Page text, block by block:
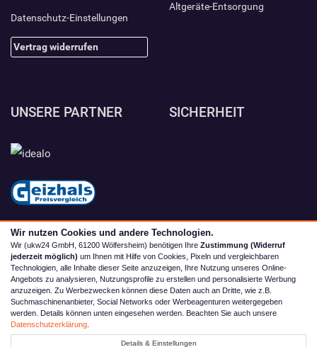
Datenschutz-Einstellungen
Vertrag widerrufen
Altgeräte-Entsorgung
UNSERE PARTNER SICHERHEIT
Alle Preise inkl. MwSt. zzgl. Versand | *) Unverbindliche
Wir nutzen Cookies und andere Technologien.
Wir (ukw24 GmbH, 61200 Wölfersheim) benötigen Ihre Zustimmung (Widerruf
jederzeit möglich) um Ihnen mit Hilfe von Cookies, Pixeln und vergleichbaren
Technologien, alle Inhalte dieser Seite anzuzeigen, Ihre Nutzung unseres Online-
Angebots zu analysieren, Nutzungsprofile zu erstellen und personalisierte Werbung
anzuzeigen. Zu Werbezwecken können diese Daten auch an Dritte, wie z.B.
Suchmaschinenanbieter, Social Networks oder Werbeagenturen weitergegeben
werden. Details können unten eingesehen werden. Beachten Sie auch unsere
Datenschutzerklärung
Details & Einstellungen